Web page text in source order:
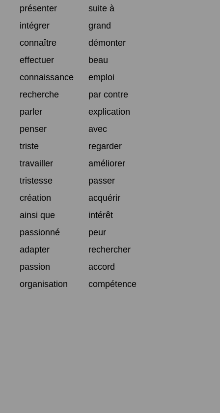
présenter
suite à
intégrer
grand
connaître
démonter
effectuer
beau
connaissance
emploi
recherche
par contre
parler
explication
penser
avec
triste
regarder
travailler
améliorer
tristesse
passer
création
acquérir
ainsi que
intérêt
passionné
peur
adapter
rechercher
passion
accord
organisation
compétence